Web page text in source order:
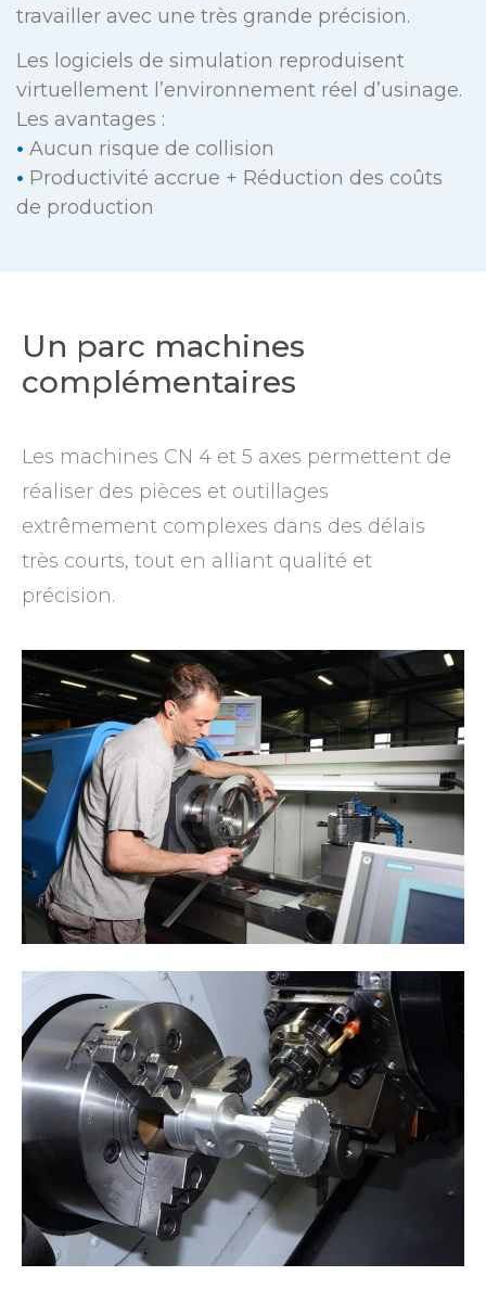
travailler avec une très grande précision.
Les logiciels de simulation reproduisent
virtuellement l’environnement réel d’usinage.
Les avantages :
• Aucun risque de collision
• Productivité accrue + Réduction des coûts
de production
Un parc machines
complémentaires
Les machines CN 4 et 5 axes permettent de
réaliser des pièces et outillages
extrêmement complexes dans des délais
très courts, tout en alliant qualité et
précision.